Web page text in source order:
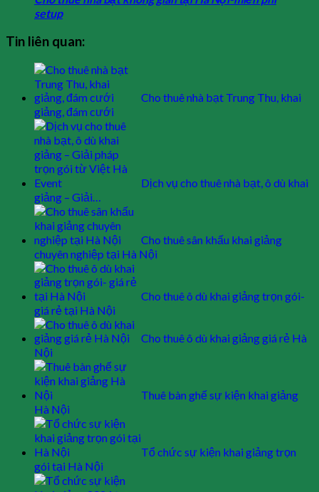
setup
Tin liên quan:
Cho thuê nhà bạt Trung Thu, khai
giảng, đám cưới
Dịch vụ cho thuê nhà bạt, ô dù khai
giảng – Giải…
Cho thuê sân khấu khai giảng
chuyên nghiệp tại Hà Nội
Cho thuê ô dù khai giảng trọn gói-
giá rẻ tại Hà Nội
Cho thuê ô dù khai giảng giá rẻ Hà
Nội
Thuê bàn ghế sự kiện khai giảng
Hà Nội
Tổ chức sự kiện khai giảng trọn
gói tại Hà Nội